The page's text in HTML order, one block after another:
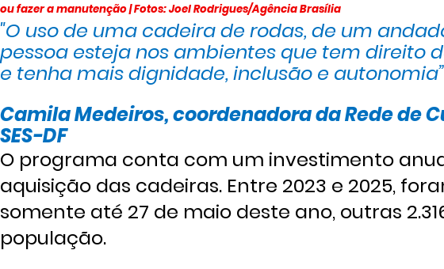
ou fazer a manutenção | Fotos: Joel Rodrigues/Agência Brasília
"O uso de uma cadeira de rodas, de um
pessoa esteja nos ambientes que tem direito
e tenha mais dignidade, inclusão e autonomia”
Camila Medeiros, coordenadora da Rede de
SES-DF
O programa conta com um investimento
aquisição das cadeiras. Entre 2023 e 2025,
somente até 27 de maio deste ano, outras
população.